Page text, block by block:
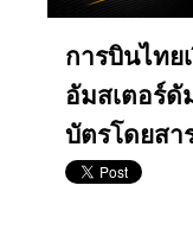
การบินไทย
อัมสเตอร์ดั
บัตรโดยสา